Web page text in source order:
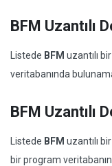
BFM Uzantılı
Listede BFM uzantılı
veritabanında
BFM Uzantılı
Listede BFM uzantılı
bir program